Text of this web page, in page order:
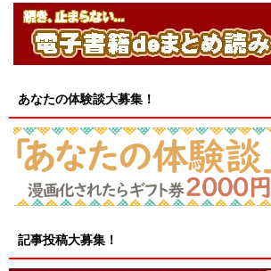
あなたの体験談大募集！
記事投稿大募集！